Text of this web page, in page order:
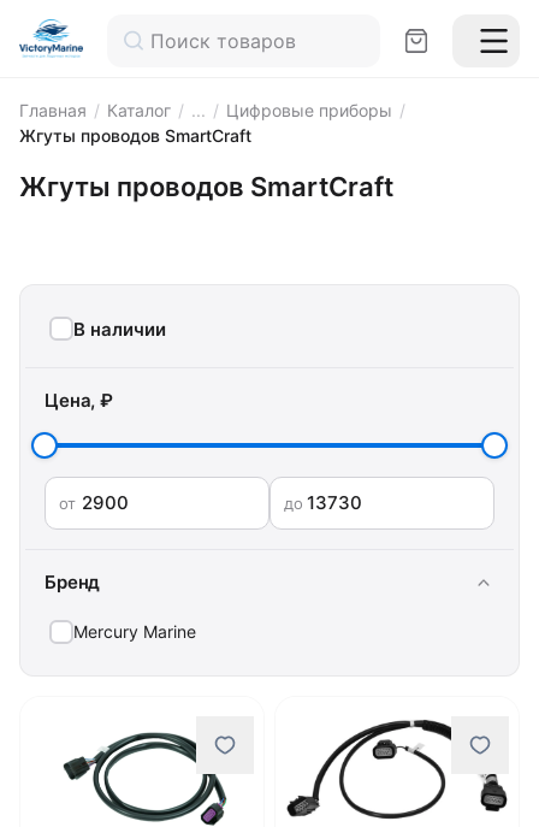
Главная / Каталог / ... / Цифровые приборы /
Жгуты проводов SmartCraft
Жгуты проводов SmartCraft
В наличии
Цена, ₽
от до
Бренд
Mercury Marine